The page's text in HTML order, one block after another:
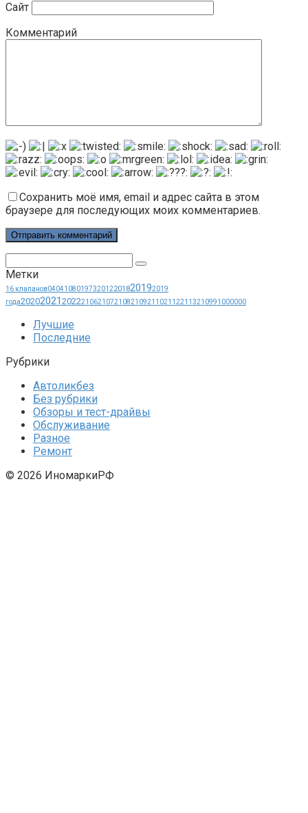
Сайт
Комментарий
Сохранить моё имя, email и адрес сайта в этом
браузере для последующих моих комментариев.
Метки
16 клапанов0404108019732012201820192019
года20202021 20222106210721082109211021122113210991000000
Лучшие
Последние
Рубрики
Автоликбез
Без рубрики
Обзоры и тест-драйвы
Обслуживание
Разное
Ремонт
© 2026 ИномаркиРФ